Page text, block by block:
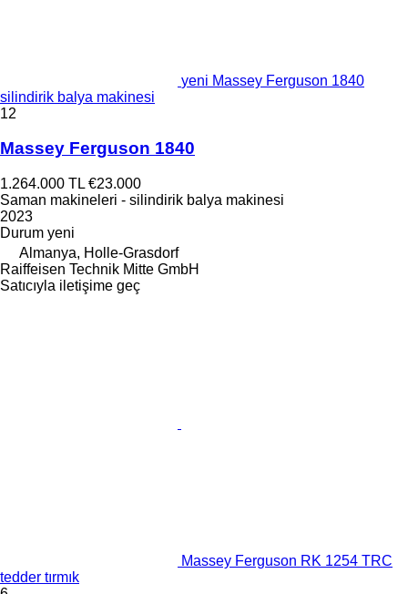
yeni Massey Ferguson 1840
silindirik balya makinesi
12
Massey Ferguson 1840
1.264.000 TL €23.000
Saman makineleri - silindirik balya makinesi
2023
Durum yeni
Almanya, Holle-Grasdorf
Raiffeisen Technik Mitte GmbH
Satıcıyla iletişime geç
Massey Ferguson RK 1254 TRC
tedder tırmık